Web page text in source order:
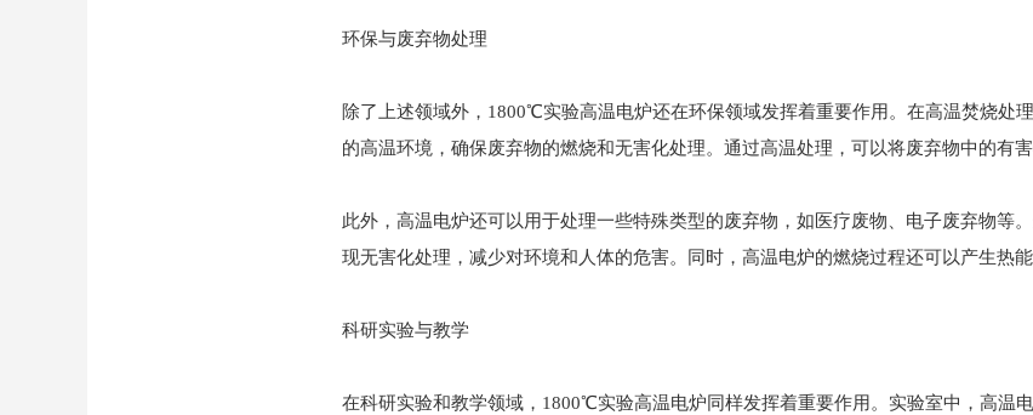
环保与废弃物处理
除了上述领域外，1800℃实验高温电炉还在环保领域发挥着重要作用。在高温焚烧处
的高温环境，确保废弃物的燃烧和无害化处理。通过高温处理，可以将废弃物中的有
此外，高温电炉还可以用于处理一些特殊类型的废弃物，如医疗废物、电子废弃物等
现无害化处理，减少对环境和人体的危害。同时，高温电炉的燃烧过程还可以产生热
科研实验与教学
在科研实验和教学领域，1800℃实验高温电炉同样发挥着重要作用。实验室中，高温